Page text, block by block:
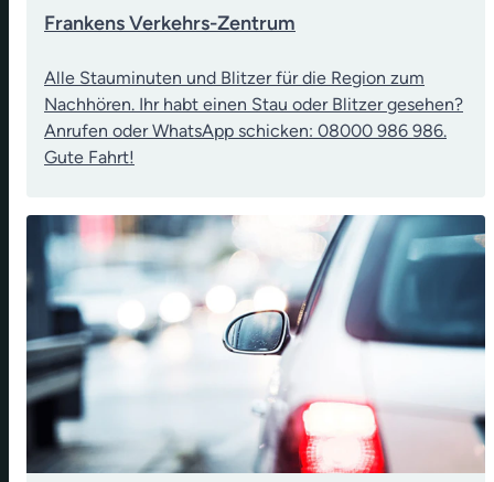
Frankens Verkehrs-Zentrum
Alle Stauminuten und Blitzer für die Region zum
Nachhören. Ihr habt einen Stau oder Blitzer gesehen?
Anrufen oder WhatsApp schicken: 08000 986 986.
Gute Fahrt!